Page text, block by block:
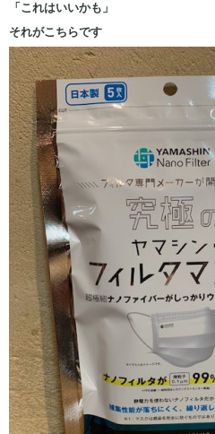
「これはいいかも」
それがこちらです